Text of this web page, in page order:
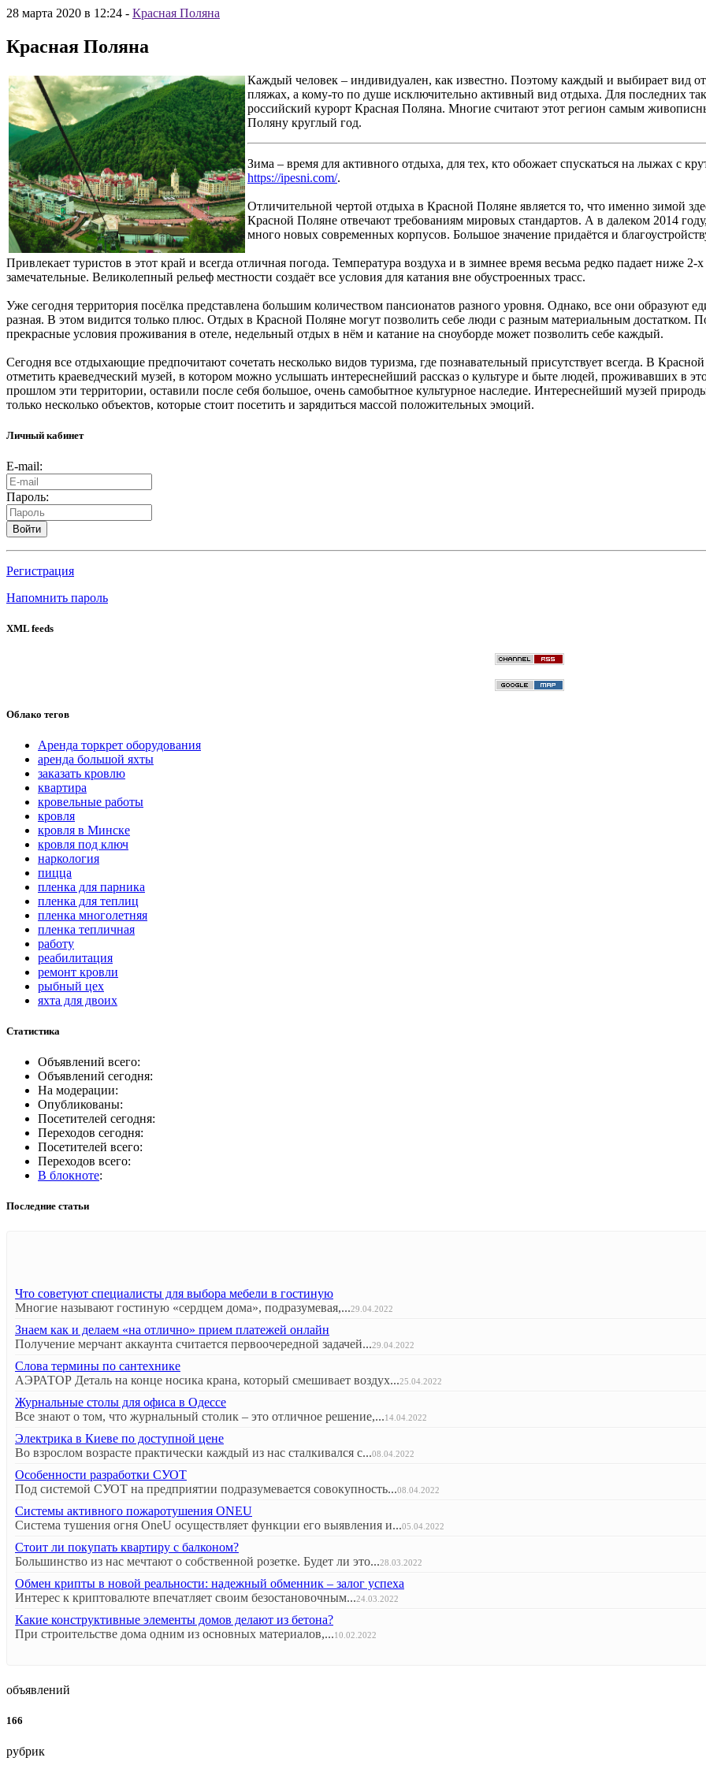
28 марта 2020 в 12:24 - Красная Поляна
Красная Поляна
Каждый человек – индивидуален, как известно. Поэтому каждый и выбирает вид
пляжах, а кому-то по душе исключительно активный вид отдыха. Для последних
российский курорт Красная Поляна. Многие считают этот регион самым
Поляну круглый год.
Зима – время для активного отдыха, для тех, кто обожает спускаться на лыжах с
https://ipesni.com/.
Отличительной чертой отдыха в Красной Поляне является то, что именно зимой
Красной Поляне отвечают требованиям мировых стандартов. А в далеком 2014
много новых современных корпусов. Большое значение придаётся и
Привлекает туристов в этот край и всегда отличная погода. Температура воздуха и в зимнее время весьма редко падает ниже
замечательные. Великолепный рельеф местности создаёт все условия для катания вне обустроенных трасс.
Уже сегодня территория посёлка представлена большим количеством пансионатов разного уровня. Однако, все они образуют
разная. В этом видится только плюс. Отдых в Красной Поляне могут позволить себе люди с разным материальным достатком.
прекрасные условия проживания в отеле, недельный отдых в нём и катание на сноуборде может позволить себе каждый.
Сегодня все отдыхающие предпочитают сочетать несколько видов туризма, где познавательный присутствует всегда. В
отметить краеведческий музей, в котором можно услышать интереснейший рассказ о культуре и быте людей, проживавших в
прошлом эти территории, оставили после себя большое, очень самобытное культурное наследие. Интереснейший музей
только несколько объектов, которые стоит посетить и зарядиться массой положительных эмоций.
Личный кабинет
E-mail:
Пароль:
Войти
Регистрация
Напомнить пароль
XML feeds
Облако тегов
Аренда торкрет оборудования
аренда большой яхты
заказать кровлю
квартира
кровельные работы
кровля
кровля в Минске
кровля под ключ
наркология
пицца
пленка для парника
пленка для теплиц
пленка многолетняя
пленка тепличная
работу
реабилитация
ремонт кровли
рыбный цех
яхта для двоих
Статистика
Объявлений всего:
Объявлений сегодня:
На модерации:
Опубликованы:
Посетителей сегодня:
Переходов сегодня:
Посетителей всего:
Переходов всего:
В блокноте:
Последние статьи
Что советуют специалисты для выбора мебели в гостиную
Многие называют гостиную «сердцем дома», подразумевая,...29.04.2022
Знаем как и делаем «на отлично» прием платежей онлайн
Получение мерчант аккаунта считается первоочередной задачей...29.04.2022
Слова термины по сантехнике
АЭРАТОР Деталь на конце носика крана, который смешивает воздух...25.04.2022
Журнальные столы для офиса в Одессе
Все знают о том, что журнальный столик – это отличное решение,...14.04.2022
Электрика в Киеве по доступной цене
Во взрослом возрасте практически каждый из нас сталкивался с...08.04.2022
Особенности разработки СУОТ
Под системой СУОТ на предприятии подразумевается совокупность...08.04.2022
Системы активного пожаротушения ONEU
Система тушения огня OneU осуществляет функции его выявления и...05.04.2022
Стоит ли покупать квартиру с балконом?
Большинство из нас мечтают о собственной розетке. Будет ли это...28.03.2022
Обмен крипты в новой реальности: надежный обменник – залог успеха
Интерес к криптовалюте впечатляет своим безостановочным...24.03.2022
Какие конструктивные элементы домов делают из бетона?
При строительстве дома одним из основных материалов,...10.02.2022
объявлений
166
рубрик